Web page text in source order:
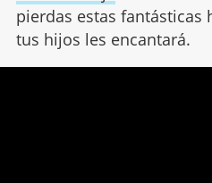
pierdas estas fantásticas
tus hijos les encantará.